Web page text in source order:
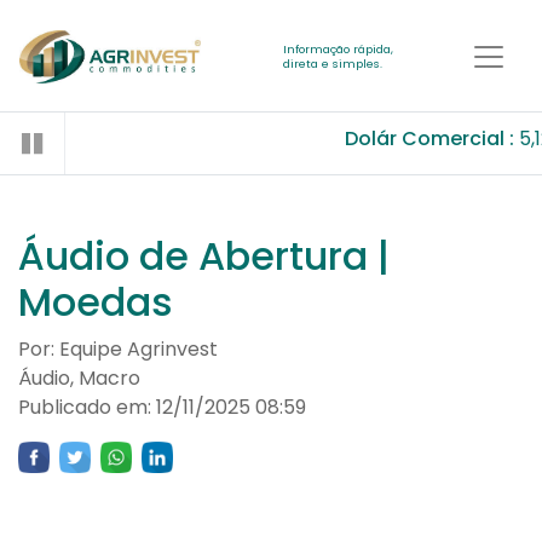
Informação rápida,
direta e simples.
Dolár Comercial :
Áudio de Abertura |
Moedas
Por: Equipe Agrinvest
Áudio, Macro
Publicado em: 12/11/2025 08:59